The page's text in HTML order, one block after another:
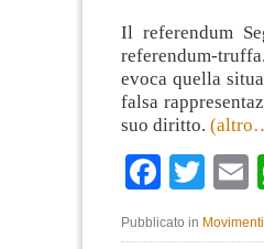
Il referendum
referendum-
evoca quella
falsa
suo diritto.
Pubblicato in